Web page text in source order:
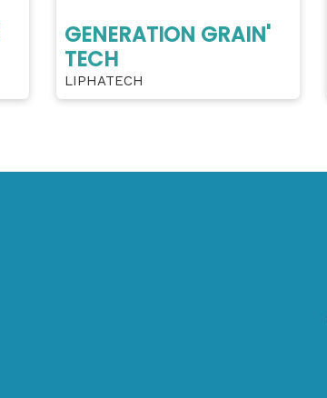
GENERATION GRAIN'
TECH
LIPHATECH